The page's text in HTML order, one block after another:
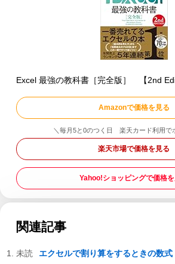
Excel 最強の教科書［完全版］ 【2nd
Amazonで価格を見る
＼毎月5と0のつく日 楽天カード利用で
楽天市場で価格を見る
Yahoo!ショッピングで価格
関連記事
エクセルで割り算をするときの数式